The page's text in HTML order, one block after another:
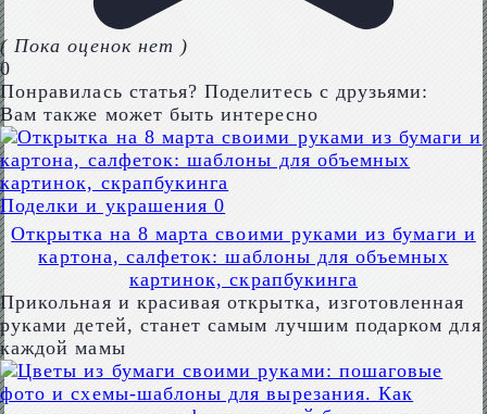
( Пока оценок нет )
0
Понравилась статья? Поделитесь с друзьями:
Вам также может быть интересно
Поделки и украшения 0
Открытка на 8 марта своими руками из бумаги и
картона, салфеток: шаблоны для объемных
картинок, скрапбукинга
Прикольная и красивая открытка, изготовленная
руками детей, станет самым лучшим подарком для
каждой мамы